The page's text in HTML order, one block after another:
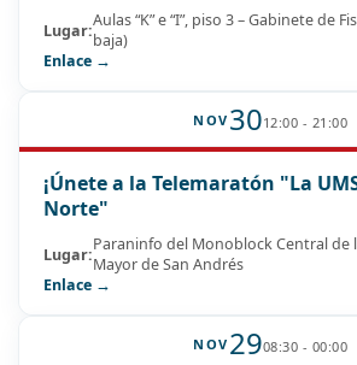
Lugar:Aulas “K” e “I”, piso 3 – Gabinete de
baja)
Enlace →
NOV 3012:00 - 21:00
¡Únete a la Telemaratón "La
Norte"
Lugar:Paraninfo del Monoblock Central de
Mayor de San Andrés
Enlace →
NOV 2908:30 - 00:00